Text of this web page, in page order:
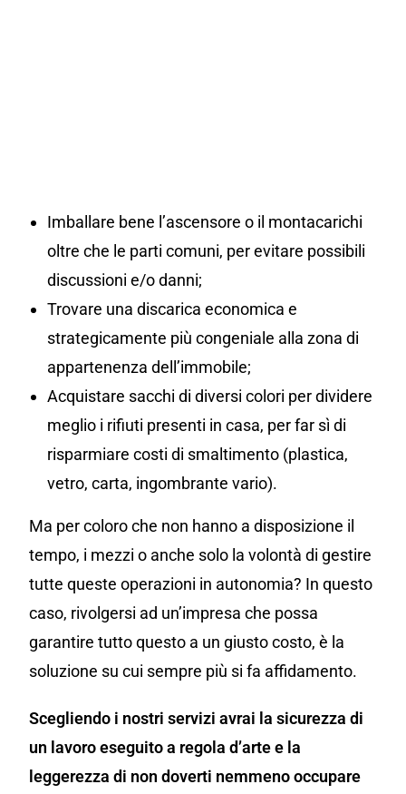
Imballare bene l’ascensore o il montacarichi
oltre che le parti comuni, per evitare possibili
discussioni e/o danni;
Trovare una discarica economica e
strategicamente più congeniale alla zona di
appartenenza dell’immobile;
Acquistare sacchi di diversi colori per dividere
meglio i rifiuti presenti in casa, per far sì di
risparmiare costi di smaltimento (plastica,
vetro, carta, ingombrante vario).
Ma per coloro che non hanno a disposizione il
tempo, i mezzi o anche solo la volontà di gestire
tutte queste operazioni in autonomia? In questo
caso, rivolgersi ad un’impresa che possa
garantire tutto questo a un giusto costo, è la
soluzione su cui sempre più si fa affidamento.
Scegliendo i nostri servizi avrai la sicurezza di
un lavoro eseguito a regola d’arte e la
leggerezza di non doverti nemmeno occupare